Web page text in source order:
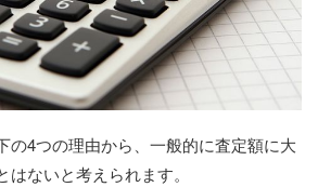
の4つの理由から、一般的に査定額に大
ないと考えられます。